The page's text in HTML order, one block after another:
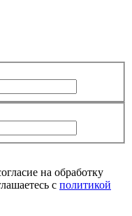
на обработку
с политикой